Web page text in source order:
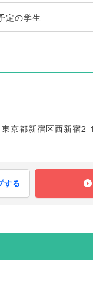
定の学生
京都新宿区西新宿
する